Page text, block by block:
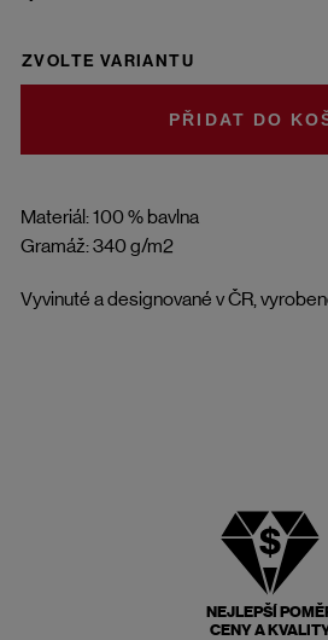
Materiál: 100 % bavlna
Gramáž: 340 g/m2
Vyvinuté a designované v ČR,
ZVOLTE VARIANTU
DO
NEJLEPŠÍ
CENY A